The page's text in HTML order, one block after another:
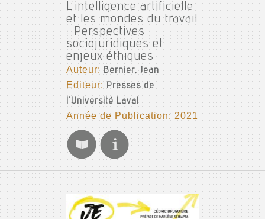
L'intelligence artificielle
et les mondes du travail
: Perspectives
sociojuridiques et
enjeux éthiques
Auteur:Bernier, Jean
Editeur: Presses de
l'Université Laval
Année de Publication: 2021